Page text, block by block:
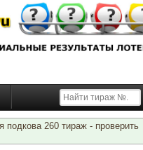
подкова 260 тираж - проверить